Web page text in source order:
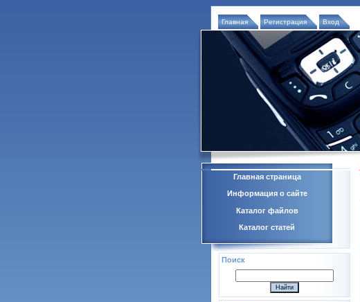
Главная Регистрация Вход
Главная страница
Информация о сайте
Каталог файлов
Каталог статей
Поиск